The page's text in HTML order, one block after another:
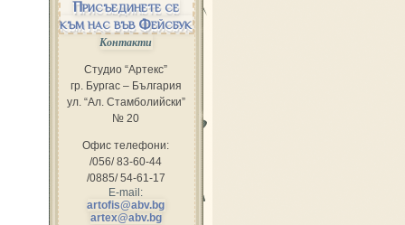
Присъединете се
към нас във Фейсбук
Контакти
Студио “Артекс”
гр. Бургас – България
ул. “Ал. Стамболийски”
№ 20
Офис телефони:
/056/ 83-60-44
/0885/ 54-61-17
E-mail:
artofis@abv.bg
artex@abv.bg